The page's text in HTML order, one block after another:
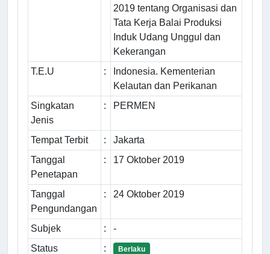
2019 tentang Organisasi dan
Tata Kerja Balai Produksi
Induk Udang Unggul dan
Kekerangan
T.E.U
:
Indonesia. Kementerian
Kelautan dan Perikanan
Singkatan
Jenis
: PERMEN
Tempat Terbit :
Jakarta
Tanggal
Penetapan
: 17 Oktober 2019
Tanggal
Pengundangan
: 24 Oktober 2019
Subjek :
-
Status
: Berlaku